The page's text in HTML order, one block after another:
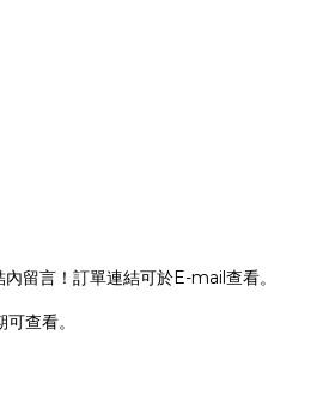
留言！訂單連結可於E-mail查看。
查看。